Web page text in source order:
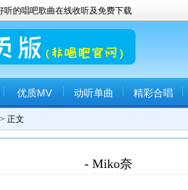
听的唱吧歌曲在线收听及免费下载
优质MV 动听单曲 精彩合唱
> 正文
- Miko奈